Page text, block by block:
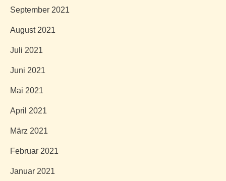
September 2021
August 2021
Juli 2021
Juni 2021
Mai 2021
April 2021
März 2021
Februar 2021
Januar 2021